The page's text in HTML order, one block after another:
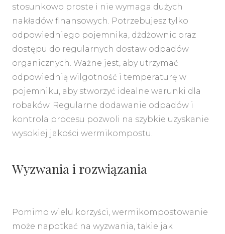
stosunkowo proste i nie wymaga dużych
nakładów finansowych. Potrzebujesz tylko
odpowiedniego pojemnika, dżdżownic oraz
dostępu do regularnych dostaw odpadów
organicznych. Ważne jest, aby utrzymać
odpowiednią wilgotność i temperaturę w
pojemniku, aby stworzyć idealne warunki dla
robaków. Regularne dodawanie odpadów i
kontrola procesu pozwoli na szybkie uzyskanie
wysokiej jakości wermikompostu.
Wyzwania i rozwiązania
Pomimo wielu korzyści, wermikompostowanie
może napotkać na wyzwania, takie jak